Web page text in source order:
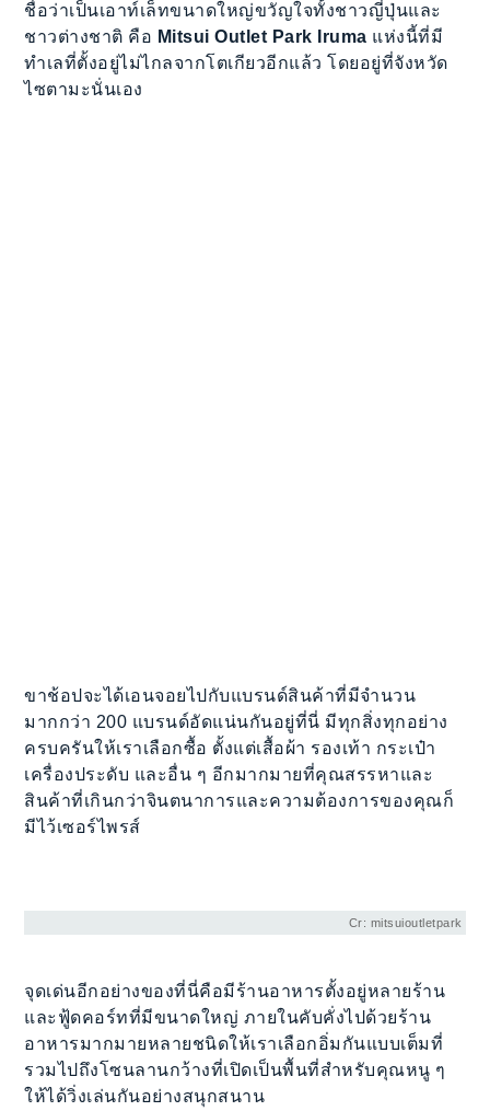
ชื่อว่าเป็นเอาท์เล็ทขนาดใหญ่ขวัญใจทั้งชาวญี่ปุ่นและ
ชาวต่างชาติ คือ Mitsui Outlet Park Iruma แห่งนี้ที่มี
ทำเลที่ตั้งอยู่ไม่ไกลจากโตเกียวอีกแล้ว โดยอยู่ที่จังหวัด
ไซตามะนั่นเอง
ขาช้อปจะได้เอนจอยไปกับแบรนด์สินค้าที่มีจำนวน
มากกว่า 200 แบรนด์อัดแน่นกันอยู่ที่นี่ มีทุกสิ่งทุกอย่าง
ครบครันให้เราเลือกซื้อ ตั้งแต่เสื้อผ้า รองเท้า กระเป๋า
เครื่องประดับ และอื่น ๆ อีกมากมายที่คุณสรรหาและ
สินค้าที่เกินกว่าจินตนาการและความต้องการของคุณก็
มีไว้เซอร์ไพรส์
Cr: mitsuioutletpark
จุดเด่นอีกอย่างของที่นี่คือมีร้านอาหารตั้งอยู่หลายร้าน
และฟู้ดคอร์ทที่มีขนาดใหญ่ ภายในคับคั่งไปด้วยร้าน
อาหารมากมายหลายชนิดให้เราเลือกอิ่มกันแบบเต็มที่
รวมไปถึงโซนลานกว้างที่เปิดเป็นพื้นที่สำหรับคุณหนู ๆ
ให้ได้วิ่งเล่นกันอย่างสนุกสนาน